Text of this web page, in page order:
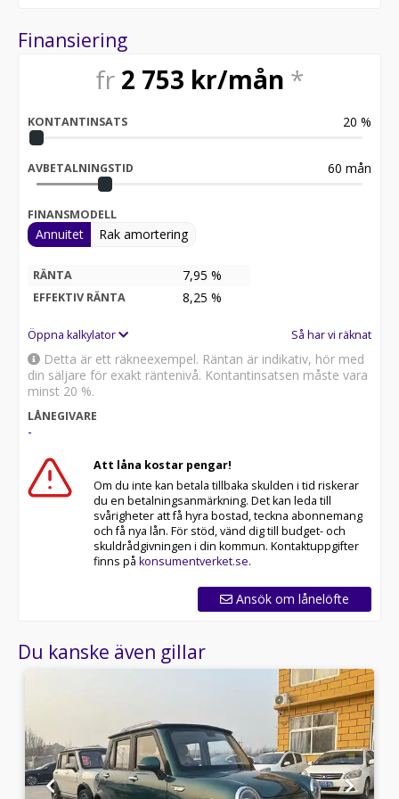
bak, Automatiskt halvljus LED-strålkastare LED-bakljus
Kupévärme Defroster Blåtand media spelare med back
kamera backspeglar, Skivbromsar runt om! Går att få
med diesel värmare för endast 15000kr extra! Du hittar
www.mopedbil.org ring oss på 073-4155722 för mer
information
överenskommelse ring eller mejla innan så bokar vi en
Finansiering
fr 2 753 kr/mån *
KONTANTINSATS 20 %
AVBETALNINGSTID 60 mån
FINANSMODELL
Annuitet Rak amortering
RÄNTA 7,95 %
EFFEKTIV RÄNTA 8,25 %
Öppna kalkylator Så har vi räknat
Detta är ett räkneexempel. Räntan är indikativ, hör med
din säljare för exakt räntenivå. Kontantinsatsen måste vara
minst 20 %.
LÅNEGIVARE
-
Att låna kostar pengar!
Om du inte kan betala tillbaka skulden i tid riskerar
du en betalningsanmärkning. Det kan leda till
svårigheter att få hyra bostad, teckna abonnemang
och få nya lån. För stöd, vänd dig till budget- och
skuldrådgivningen i din kommun. Kontaktuppgifter
finns på konsumentverket.se.
Ansök om lånelöfte
Du kanske även gillar